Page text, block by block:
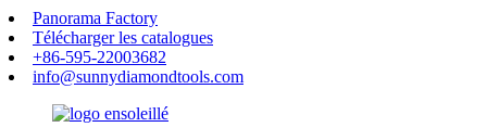
Panorama Factory
Télécharger les catalogues
+86-595-22003682
info@sunnydiamondtools.com